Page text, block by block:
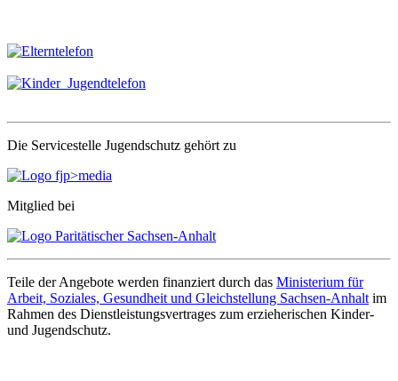
Die Servicestelle Jugendschutz gehört zu
Mitglied bei
Teile der Angebote werden finanziert durch das Ministerium für
Arbeit, Soziales, Gesundheit und Gleichstellung Sachsen-Anhalt im
Rahmen des Dienstleistungsvertrages zum erzieherischen Kinder-
und Jugendschutz.